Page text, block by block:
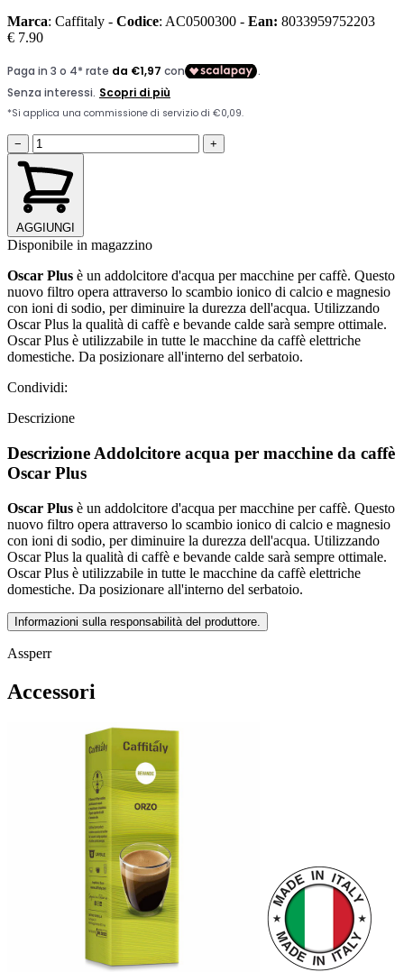
Marca: Caffitaly - Codice: AC0500300 - Ean: 8033959752203
€ 7.90
− +
AGGIUNGI
Disponibile in magazzino
Oscar Plus è un addolcitore d'acqua per macchine per caffè. Questo
nuovo filtro opera attraverso lo scambio ionico di calcio e magnesio
con ioni di sodio, per diminuire la durezza dell'acqua. Utilizzando
Oscar Plus la qualità di caffè e bevande calde sarà sempre ottimale.
Oscar Plus è utilizzabile in tutte le macchine da caffè elettriche
domestiche. Da posizionare all'interno del serbatoio.
Condividi:
Descrizione
Descrizione Addolcitore acqua per macchine da caffè
Oscar Plus
Oscar Plus è un addolcitore d'acqua per macchine per caffè. Questo
nuovo filtro opera attraverso lo scambio ionico di calcio e magnesio
con ioni di sodio, per diminuire la durezza dell'acqua. Utilizzando
Oscar Plus la qualità di caffè e bevande calde sarà sempre ottimale.
Oscar Plus è utilizzabile in tutte le macchine da caffè elettriche
domestiche. Da posizionare all'interno del serbatoio.
Informazioni sulla responsabilità del produttore.
Assperr
Accessori